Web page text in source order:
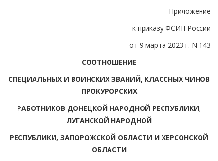
Приложение
к приказу ФСИН России
от 9 марта 2023 г. N 143
СООТНОШЕНИЕ
СПЕЦИАЛЬНЫХ И ВОИНСКИХ ЗВАНИЙ, КЛАССНЫХ ЧИНОВ
ПРОКУРОРСКИХ
РАБОТНИКОВ ДОНЕЦКОЙ НАРОДНОЙ РЕСПУБЛИКИ,
ЛУГАНСКОЙ НАРОДНОЙ
РЕСПУБЛИКИ, ЗАПОРОЖСКОЙ ОБЛАСТИ И ХЕРСОНСКОЙ
ОБЛАСТИ